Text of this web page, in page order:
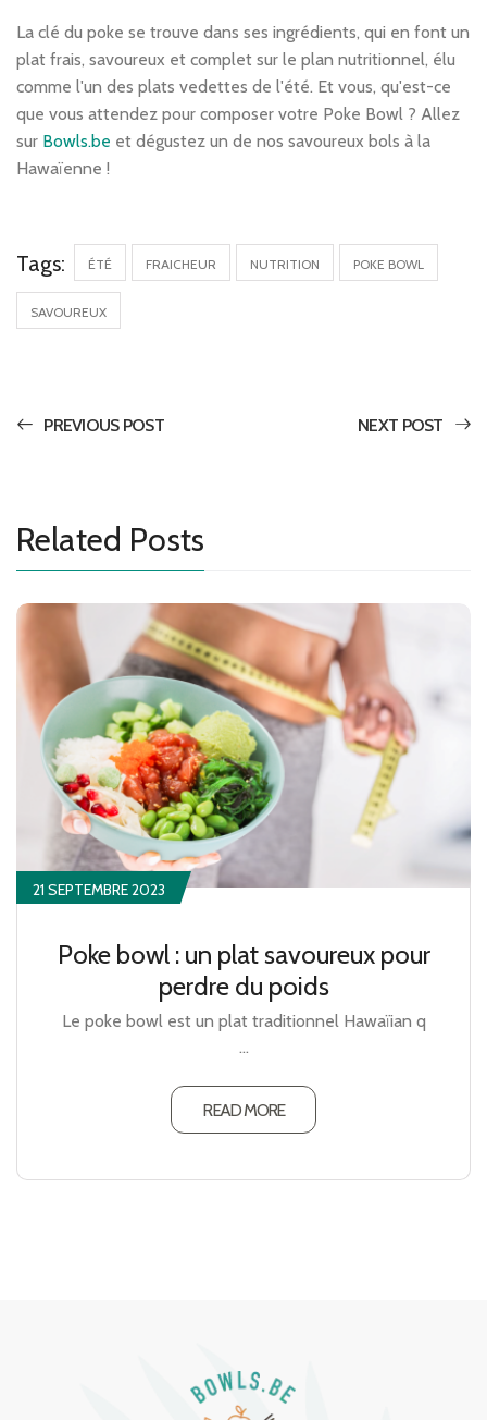
La clé du poke se trouve dans ses ingrédients, qui en font un
plat frais, savoureux et complet sur le plan nutritionnel, élu
comme l'un des plats vedettes de l'été. Et vous, qu'est-ce
que vous attendez pour composer votre Poke Bowl ? Allez
sur Bowls.be et dégustez un de nos savoureux bols à la
Hawaïenne !
Tags: ÉTÉ FRAICHEUR NUTRITION POKE BOWL
SAVOUREUX
PREVIOUS POST NEXT POST
Related Posts
21 SEPTEMBRE 2023
Poke bowl : un plat savoureux pour
perdre du poids
Le poke bowl est un plat traditionnel Hawaïian q
...
READ MORE